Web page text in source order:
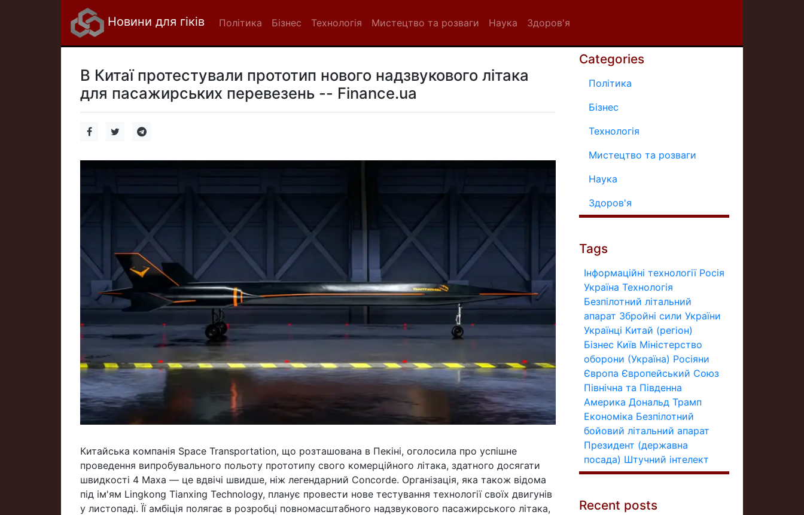
Новини для гіків Політика Бізнес Технологія Мистецтво та розваги Наука Здоров'я
В Китаї протестували прототип нового надзвукового літака
для пасажирських перевезень -- Finance.ua
Китайська компанія Space Transportation, що розташована в Пекіні, оголосила про успішне
проведення випробувального польоту прототипу свого комерційного літака, здатного досягати
швидкості 4 Маха — це вдвічі швидше, ніж легендарний Concorde. Організація, яка також відома
під ім'ям Lingkong Tianxing Technology, планує провести нове тестування технології своїх двигунів
у листопаді. Її амбіція полягає в розробці повномасштабного надзвукового пасажирського літака,
Categories
Політика
Бізнес
Технологія
Мистецтво та розваги
Наука
Здоров'я
Tags
Інформаційні технології Росія
Україна Технологія
Безпілотний літальний
апарат Збройні сили України
Українці Китай (регіон)
Бізнес Київ Міністерство
оборони (Україна) Росіяни
Європа Європейський Союз
Північна та Південна
Америка Дональд Трамп
Економіка Безпілотний
бойовий літальний апарат
Президент (державна
посада) Штучний інтелект
Recent posts